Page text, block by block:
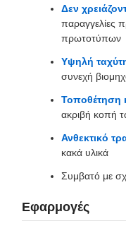
Δεν
παραγγελίες
πρωτοτύπων
Υψηλή
συνεχή
Τοποθέτηση
ακριβή κοπή
Ανθεκτικό
κακά υλικά
Συμβατό με
Εφαρμογές